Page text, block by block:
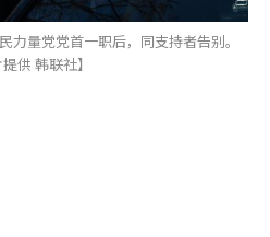
力量党党首一职后，同支持者告别。
提供 韩联社】